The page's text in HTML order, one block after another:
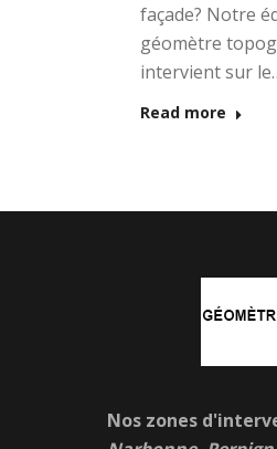
façade? Notre
géomètre
intervient sur
Read more
Nos zones